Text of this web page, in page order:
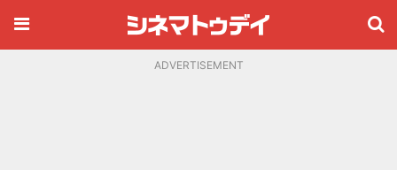
ADVERTISEMENT